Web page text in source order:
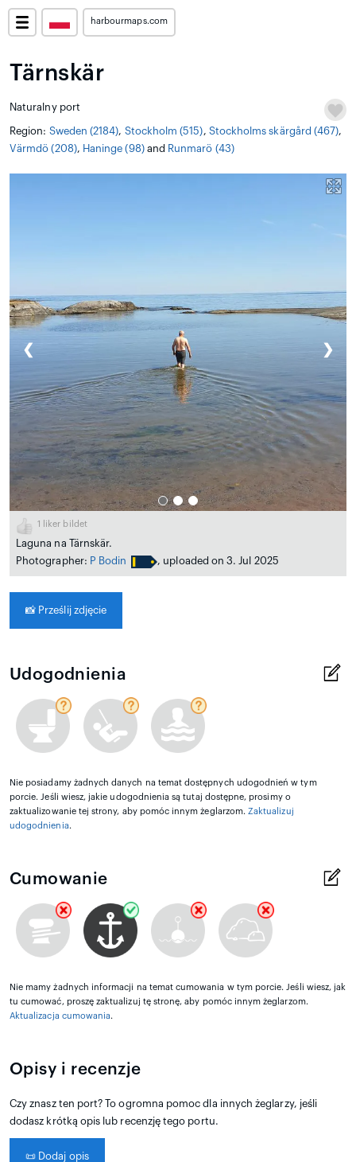
harbourmaps.com
Tärnskär
Naturalny port
Region: Sweden (2184), Stockholm (515), Stockholms skärgård (467),
Värmdö (208), Haninge (98)and Runmarö (43)
❮ ❯
1 liker bildet
Laguna na Tärnskär.
Photographer: P Bodin , uploaded on 3. Jul 2025
📸 Prześlij zdjęcie
Udogodnienia
Nie posiadamy żadnych danych na temat dostępnych udogodnień w tym
porcie. Jeśli wiesz, jakie udogodnienia są tutaj dostępne, prosimy o
zaktualizowanie tej strony, aby pomóc innym żeglarzom.Zaktualizuj
udogodnienia.
Cumowanie
Nie mamy żadnych informacji na temat cumowania w tym porcie. Jeśli wiesz, jak
tu cumować, proszę zaktualizuj tę stronę, aby pomóc innym żeglarzom.
Aktualizacja cumowania.
Opisy i recenzje
Czy znasz ten port? To ogromna pomoc dla innych żeglarzy, jeśli
dodasz krótką opis lub recenzję tego portu.
📜 Dodaj opis